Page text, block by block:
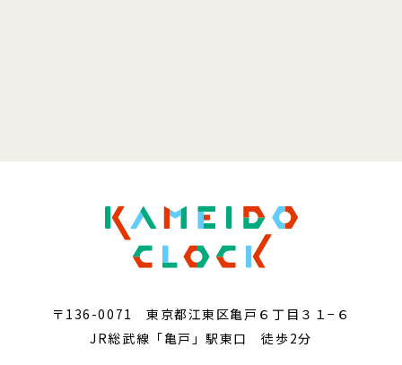
〒136-0071 東京都江東区亀戸６丁目３１−６
JR総武線「亀戸」駅東口 徒歩2分